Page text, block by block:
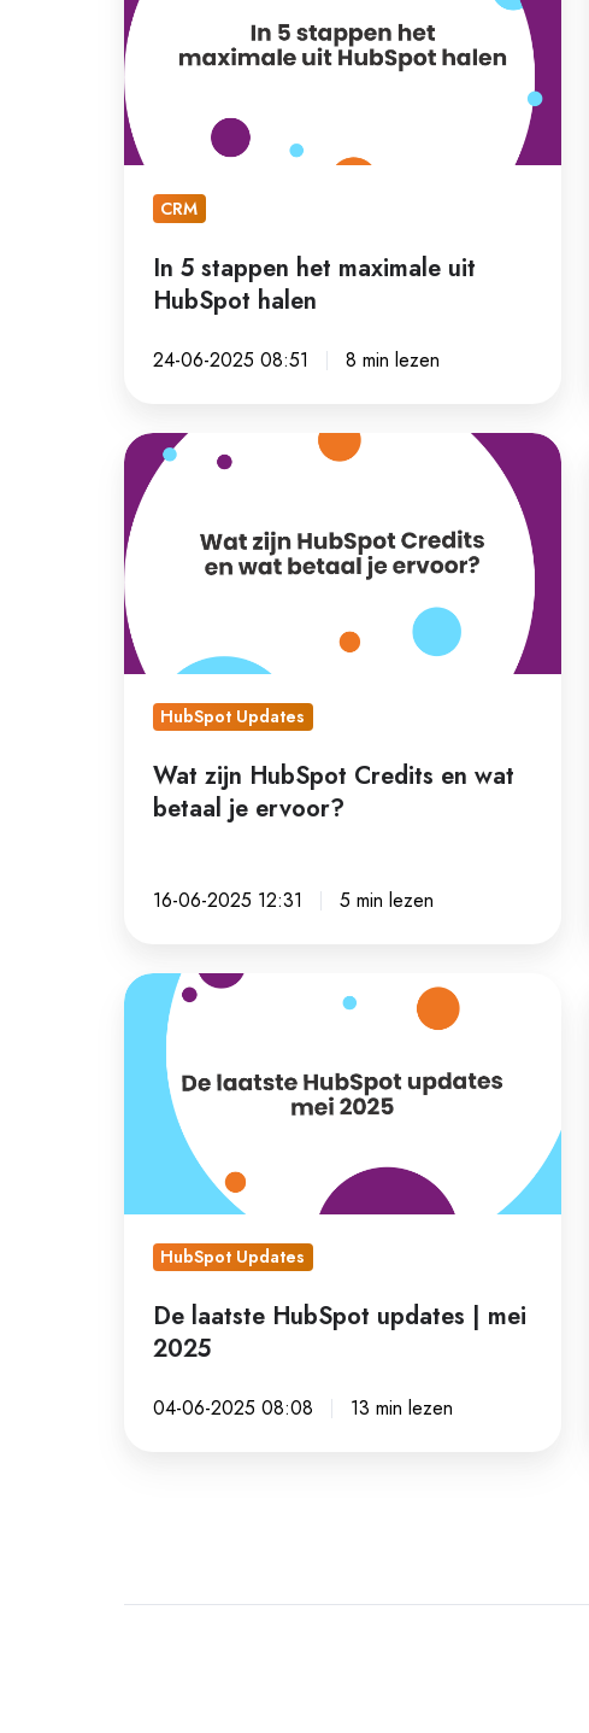
stappen
het
maximale
uit
HubSpot
CRM
In 5 stappen het maximale uit
HubSpot halen
24-06-2025 08:51 8 min lezen
Wat
zijn
HubSpot
Credits
en
wat
betaal
ervoor?
HubSpot Updates
Wat zijn HubSpot Credits en wat
betaal je ervoor?
16-06-2025 12:31 5 min lezen
De
laatste
updates
HubSpot Updates
De laatste HubSpot updates | mei
2025
04-06-2025 08:08 13 min lezen